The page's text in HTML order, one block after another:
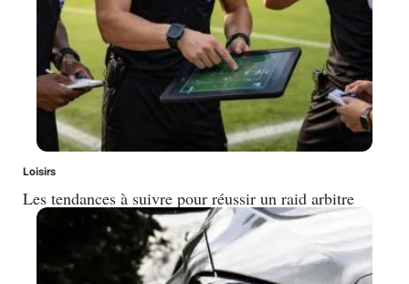
Loisirs
Les tendances à suivre pour réussir un raid arbitre